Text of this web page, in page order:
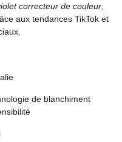
correcteur de couleur
aux tendances TikTok et
de blanchiment